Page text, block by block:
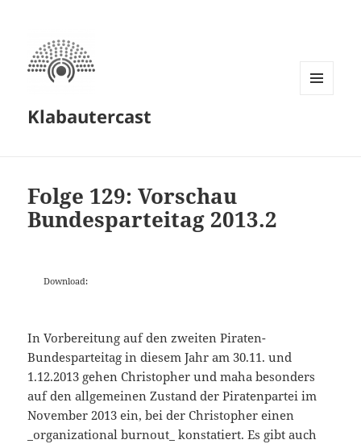
Klabautercast
Folge 129: Vorschau
Bundesparteitag 2013.2
Download:
In Vorbereitung auf den zweiten Piraten-
Bundesparteitag in diesem Jahr am 30.11. und
1.12.2013 gehen Christopher und maha besonders
auf den allgemeinen Zustand der Piratenpartei im
November 2013 ein, bei der Christopher einen
_organizational burnout_ konstatiert. Es gibt auch